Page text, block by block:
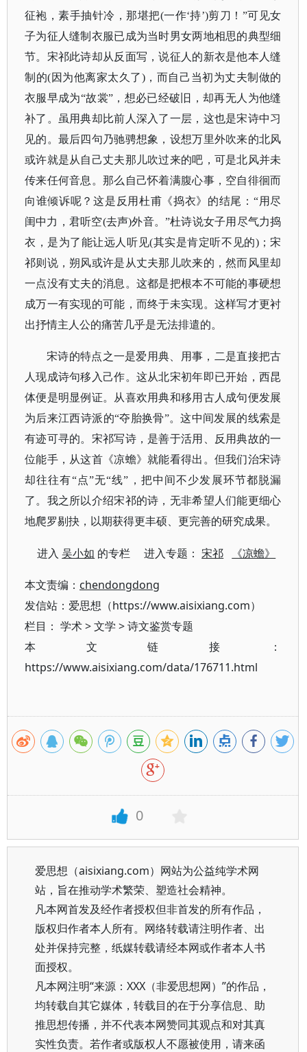
征袍，素手抽针冷，那堪把(一作‘持’)剪刀！”可见女
子为征人缝制衣服已成为当时男女两地相思的典型细
节。宋祁此诗却从反面写，说征人的新衣是他本人缝
制的(因为他离家太久了)，而自己当初为丈夫制做的
衣服早成为“故裳”，想必已经破旧，却再无人为他缝
补了。虽用典却比前人深入了一层，这也是宋诗中习
见的。最后四句乃驰骋想象，设想万里外吹来的北风
或许就是从自己丈夫那儿吹过来的吧，可是北风并未
传来任何音息。那么自己怀着满腹心事，空自徘徊而
向谁倾诉呢？这是反用杜甫《捣衣》的结尾：“用尽
闺中力，君听空(去声)外音。”杜诗说女子用尽气力捣
衣，是为了能让远人听见(其实是肯定听不见的)；宋
祁则说，朔风或许是从丈夫那儿吹来的，然而风里却
一点没有丈夫的消息。这都是把根本不可能的事硬想
成万一有实现的可能，而终于未实现。这样写才更衬
出抒情主人公的痛苦几乎是无法排遣的。
宋诗的特点之一是爱用典、用事，二是直接把古
人现成诗句移入己作。这从北宋初年即已开始，西昆
体便是明显例证。从喜欢用典和移用古人成句便发展
为后来江西诗派的“夺胎换骨”。这中间发展的线索是
有迹可寻的。宋祁写诗，是善于活用、反用典故的一
位能手，从这首《凉蟾》就能看得出。但我们治宋诗
却往往有“点”无“线”，把中间不少发展环节都脱漏
了。我之所以介绍宋祁的诗，无非希望人们能更细心
地爬罗剔抉，以期获得更丰硕、更完善的研究成果。
进入吴小如 的专栏 进入专题：宋祁 《凉蟾》
本文责编： chendongdong
发信站：爱思想（https://www.aisixiang.com）
栏目： 学术>文学 >诗文鉴赏专题
本文链接：
https://www.aisixiang.com/data/176711.html
0
爱思想（aisixiang.com）网站为公益纯学术网
站，旨在推动学术繁荣、塑造社会精神。
凡本网首发及经作者授权但非首发的所有作品，
版权归作者本人所有。网络转载请注明作者、出
处并保持完整，纸媒转载请经本网或作者本人书
面授权。
凡本网注明“来源：XXX（非爱思想网）”的作品，
均转载自其它媒体，转载目的在于分享信息、助
推思想传播，并不代表本网赞同其观点和对其真
实性负责。若作者或版权人不愿被使用，请来函